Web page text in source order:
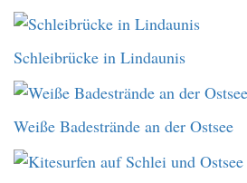
Schleibrücke in Lindaunis
Weiße Badestrände an der Ostsee